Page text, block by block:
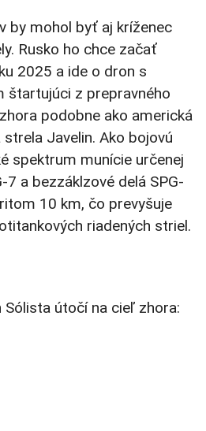
by mohol byť aj kríženec
Rusko ho chce začať
2025 a ide o dron s
štartujúci z prepravného
podobne ako americká
Javelin. Ako bojovú
spektrum munície určenej
7 a bezzáklzové delá SPG-
10 km, čo prevyšuje
riadených striel.
Sólista útočí na cieľ zhora: